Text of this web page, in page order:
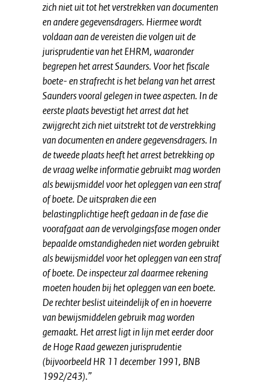
zich niet uit tot het verstrekken van documenten
en andere gegevensdragers. Hiermee wordt
voldaan aan de vereisten die volgen uit de
jurisprudentie van het EHRM, waaronder
begrepen het arrest Saunders. Voor het fiscale
boete- en strafrecht is het belang van het arrest
Saunders vooral gelegen in twee aspecten. In de
eerste plaats bevestigt het arrest dat het
zwijgrecht zich niet uitstrekt tot de verstrekking
van documenten en andere gegevensdragers. In
de tweede plaats heeft het arrest betrekking op
de vraag welke informatie gebruikt mag worden
als bewijsmiddel voor het opleggen van een straf
of boete. De uitspraken die een
belastingplichtige heeft gedaan in de fase die
voorafgaat aan de vervolgingsfase mogen onder
bepaalde omstandigheden niet worden gebruikt
als bewijsmiddel voor het opleggen van een straf
of boete. De inspecteur zal daarmee rekening
moeten houden bij het opleggen van een boete.
De rechter beslist uiteindelijk of en in hoeverre
van bewijsmiddelen gebruik mag worden
gemaakt. Het arrest ligt in lijn met eerder door
de Hoge Raad gewezen jurisprudentie
(bijvoorbeeld HR 11 december 1991, BNB
1992/243).”